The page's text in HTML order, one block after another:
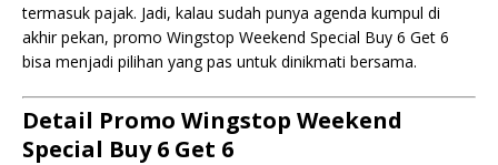
termasuk pajak. Jadi, kalau sudah punya agenda kumpul di
akhir pekan, promo Wingstop Weekend Special Buy 6 Get 6
bisa menjadi pilihan yang pas untuk dinikmati bersama.
Detail Promo Wingstop Weekend
Special Buy 6 Get 6